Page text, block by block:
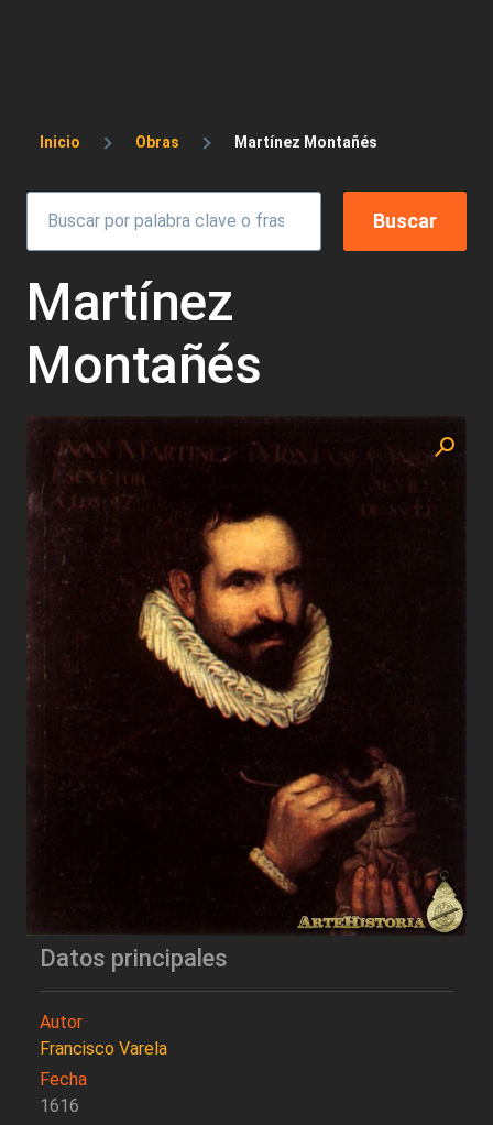
Sobrescribir enlaces de ayuda a la
Inicio Obras Martínez Montañés
Martínez
Montañés
Datos principales
Autor
Francisco Varela
Fecha
1616